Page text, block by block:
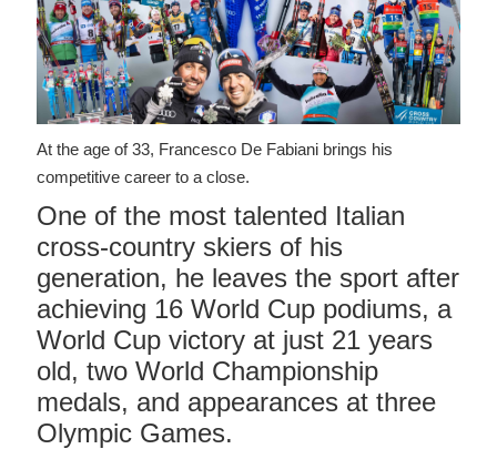
At the age of 33, Francesco De Fabiani brings his
competitive career to a close.
One of the most talented Italian
cross-country skiers of his
generation, he leaves the sport after
achieving 16 World Cup podiums, a
World Cup victory at just 21 years
old, two World Championship
medals, and appearances at three
Olympic Games.